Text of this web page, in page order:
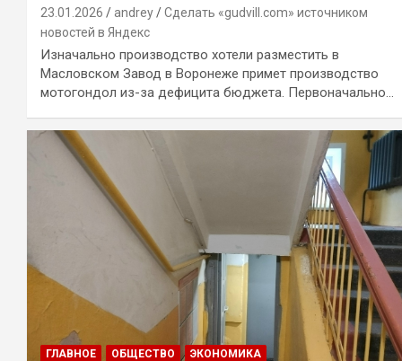
23.01.2026 andrey
Сделать «gudvill.com» источником
новостей в Яндекс
Изначально производство хотели разместить в
Масловском Завод в Воронеже примет производство
мотогондол из-за дефицита бюджета. Первоначально…
ГЛАВНОЕ ОБЩЕСТВО ЭКОНОМИКА